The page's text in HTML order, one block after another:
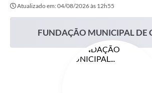
Atualizado em: 04/08/2026 às 12h55
FUNDAÇÃO MUNICIPAL DE